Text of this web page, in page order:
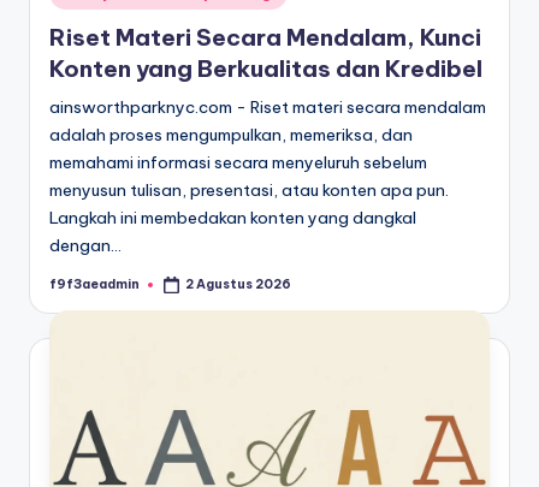
in
Riset Materi Secara Mendalam, Kunci
Konten yang Berkualitas dan Kredibel
ainsworthparknyc.com - Riset materi secara mendalam
adalah proses mengumpulkan, memeriksa, dan
memahami informasi secara menyeluruh sebelum
menyusun tulisan, presentasi, atau konten apa pun.
Langkah ini membedakan konten yang dangkal
dengan…
Posted
f9f3aeadmin 2 Agustus 2026